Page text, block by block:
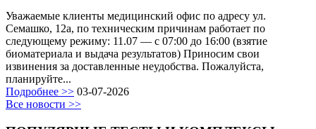
Уважаемые клиенты медицинский офис по адресу ул.
Семашко, 12а, по техническим причинам работает по
следующему режиму: 11.07 — с 07:00 до 16:00 (взятие
биоматериала и выдача результатов) Приносим свои
извинения за доставленные неудобства. Пожалуйста,
планируйте...
Подробнее >> 03-07-2026
Все новости >>